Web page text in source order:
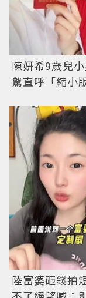
陳妍希9歲兒
驚直呼「縮小
陸富婆砸錢拍